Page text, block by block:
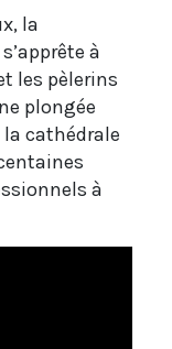
la
à
les pèlerins
plongée
cathédrale
à